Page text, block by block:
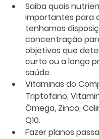
Saiba quais
importantes para
tenhamos
concentração
objetivos que
curto ou a longo
saúde.
Vitaminas do
Triptofano,
Ômega, Zinco,
Q10.
Fazer planos